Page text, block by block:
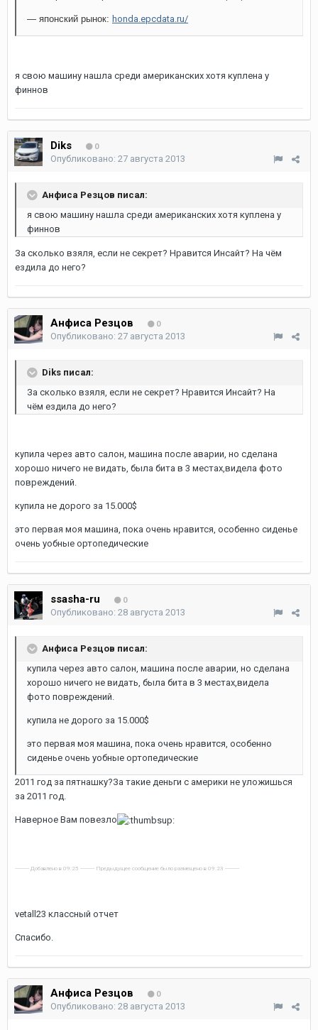
— японский рынок: honda.epcdata.ru/
я свою машину нашла среди американских хотя куплена у
финнов
Diks 0
Опубликовано: 27 августа 2013
Анфиса Резцов писал:
я свою машину нашла среди американских хотя куплена у
финнов
За сколько взяля, если не секрет? Нравится Инсайт? На чём
ездила до него?
Анфиса Резцов 0
Опубликовано: 27 августа 2013
Diks писал:
За сколько взяля, если не секрет? Нравится Инсайт? На
чём ездила до него?
купила через авто салон, машина после аварии, но сделана
хорошo ничего не видать, была бита в 3 местах,видела фото
повреждений.
купила не дорого за 15.000$
это первая моя машина, пока очень нравится, особенно сиденье
очень уобные ортопeдические
ssasha-ru 0
Опубликовано: 28 августа 2013
Анфиса Резцов писал:
купила через авто салон, машина после аварии, но сделана
хорошo ничего не видать, была бита в 3 местах,видела
фото повреждений.
купила не дорого за 15.000$
это первая моя машина, пока очень нравится, особенно
сиденье очень уобные ортопeдические
2011 год за пятнашку?За такие деньги с америки не уложишься
за 2011 год.
Наверное Вам повезло
---------- Добавлено в 09:25 ---------- Предыдущее сообщение было размещено в 09:23 ----------
vetall23 классный отчет
Спасибо.
Анфиса Резцов 0
Опубликовано: 28 августа 2013